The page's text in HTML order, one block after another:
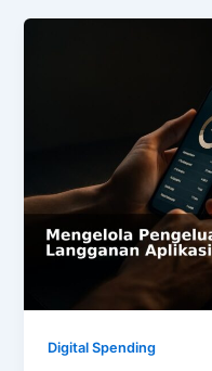
Digital Spending